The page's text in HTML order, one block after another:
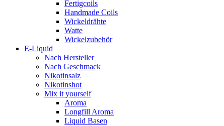
Fertigcoils
Handmade Coils
Wickeldrähte
Watte
Wickelzubehör
E-Liquid
Nach Hersteller
Nach Geschmack
Nikotinsalz
Nikotinshot
Mix it yourself
Aroma
Longfill Aroma
Liquid Basen